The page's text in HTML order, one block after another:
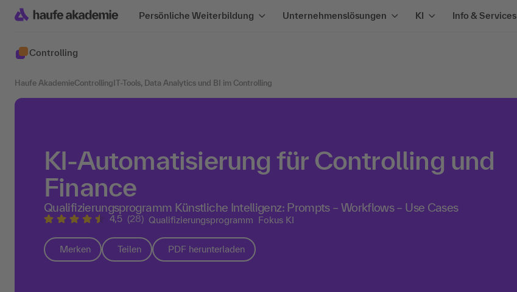
Persönliche Weiterbildung Unternehmenslösungen KI Info & Services
Controlling
Haufe AkademieControlling IT-Tools, Data Analytics und BI im Controlling
KI-Automatisierung für Controlling und
Finance
Qualifizierungsprogramm Künstliche Intelligenz: Prompts – Workflows – Use Cases
4,5 (28) Qualifizierungsprogramm Fokus KI
Merken Teilen PDF herunterladen